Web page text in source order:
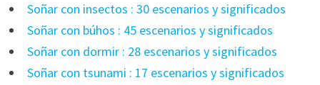
Soñar con insectos : 30 escenarios y significados
Soñar con búhos : 45 escenarios y significados
Soñar con dormir : 28 escenarios y significados
Soñar con tsunami : 17 escenarios y significados